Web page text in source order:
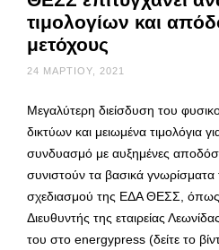
τιμολογίων και
μετόχους
24 ΜΑΡΤΊΟΥ, 2021
Μεγαλύτερη διείσδυση του
δικτύων και μειωμένα τιμολόγια
συνδυασμό με αυξημένες
συνιστούν τα βασικά γνωρίσματα
σχεδιασμού της ΕΔΑ ΘΕΣΣ, όπως
Διευθυντής της εταιρείας
του στο energypress (δείτε το